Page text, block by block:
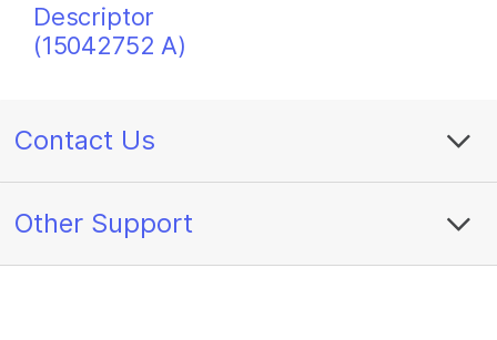
Descriptor
(15042752 A)
Contact Us
Other Support